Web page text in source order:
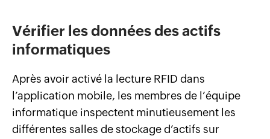
Vérifier les données des actifs
informatiques
Après avoir activé la lecture RFID dans
l’application mobile, les membres de l’équipe
informatique inspectent minutieusement les
différentes salles de stockage d’actifs sur